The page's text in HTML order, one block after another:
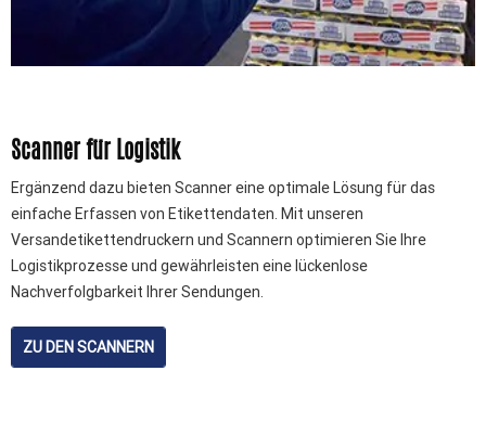
Scanner für Logistik
Ergänzend dazu bieten Scanner eine optimale Lösung für das
einfache Erfassen von Etikettendaten. Mit unseren
Versandetikettendruckern und Scannern optimieren Sie Ihre
Logistikprozesse und gewährleisten eine lückenlose
Nachverfolgbarkeit Ihrer Sendungen.
ZU DEN SCANNERN